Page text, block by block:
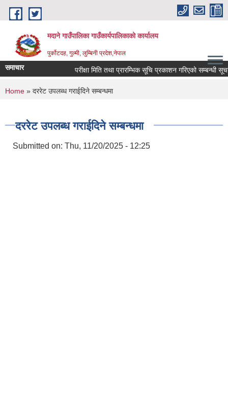
Skip to main content
मदाने गाउँपालिका गाउँकार्यपालिकाको कार्यालय
पुर्कोटदह, गुल्मी, लुम्बिनी प्रदेश,नेपाल
समाचार परीक्षा मिति तथा प्रारम्भिक सूचि प्रकाशन गरिएको सम्बन्धी सूचना
You are here
Home » दररेट उपलब्ध गराईदिने सम्बन्धमा
दररेट उपलब्ध गराईदिने सम्बन्धमा
Submitted on: Thu, 11/20/2025 - 12:25